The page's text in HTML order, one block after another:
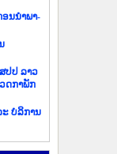
ນນຳພາ-
ປປ ລາວ
ດກາພັກ
ະ ບໍລິການ